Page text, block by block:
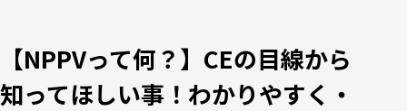
【NPPVって何？】CEの目線から
知ってほしい事！わかりやすく・